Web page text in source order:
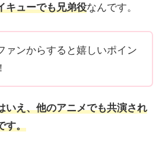
キューでも兄弟役なんです。
ァンからすると嬉しいポイン
いえ、他のアニメでも共演され
す。